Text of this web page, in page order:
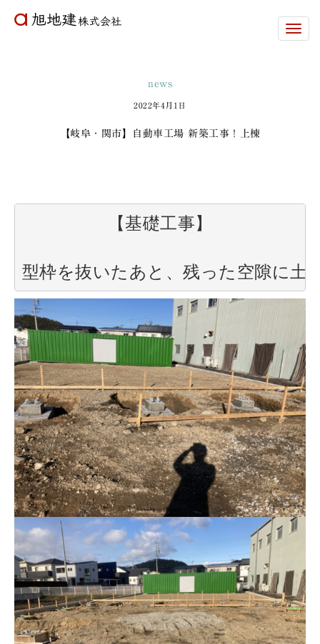
旭
地
news
2022年4月1日
【岐阜・関市】自動車工場 新築工事！上棟
【基礎工事】
型枠を抜いたあと、残った空隙に土